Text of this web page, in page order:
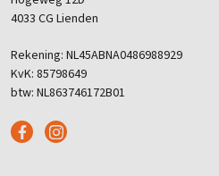
4033 CG Lienden
Rekening: NL45ABNA0486988929
KvK: 85798649
btw: NL863746172B01